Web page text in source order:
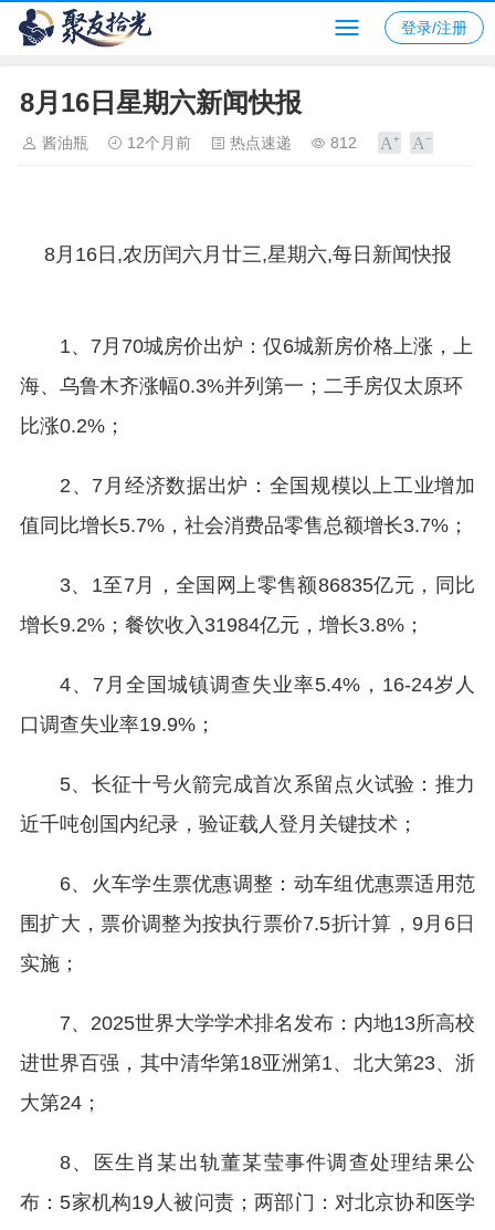
登录/注册
8月16日星期六新闻快报
酱油瓶 12个月前 热点速递 812
8月16日,农历闰六月廿三,星期六,每日新闻快报
1、7月70城房价出炉：仅6城新房价格上涨，上
海、乌鲁木齐涨幅0.3%并列第一；二手房仅太原环
比涨0.2%；
2、7月经济数据出炉：全国规模以上工业增加
值同比增长5.7%，社会消费品零售总额增长3.7%；
3、1至7月，全国网上零售额86835亿元，同比
增长9.2%；餐饮收入31984亿元，增长3.8%；
4、7月全国城镇调查失业率5.4%，16-24岁人
口调查失业率19.9%；
5、长征十号火箭完成首次系留点火试验：推力
近千吨创国内纪录，验证载人登月关键技术；
6、火车学生票优惠调整：动车组优惠票适用范
围扩大，票价调整为按执行票价7.5折计算，9月6日
实施；
7、2025世界大学学术排名发布：内地13所高校
进世界百强，其中清华第18亚洲第1、北大第23、浙
大第24；
8、医生肖某出轨董某莹事件调查处理结果公
布：5家机构19人被问责；两部门：对北京协和医学